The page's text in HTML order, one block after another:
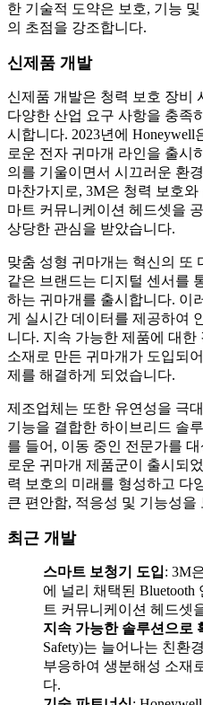
한 기술적 도약은 보호, 기능
의 초점을 강조합니다.
신제품 개발
신제품 개발은 청력 보호 장비
다양한 산업 요구 사항을 충족
시합니다. 2023년에
로운 전자 귀마개 라인을 출시
의를 기울이면서 시끄러운 환
마찬가지로, 3M은 청력 보호
마트 커뮤니케이션 헤드셋을
상당한 관심을 받았습니다.
맞춤 성형 귀마개는 혁신의 또
같은 브랜드는 디지털 센서를
하는 귀마개를 출시합니다. 이
게 실시간 데이터를 제공하여
니다. 지속 가능한 제품에 대
소재로 만든 귀마개가 도입되
제를 해결하게 되었습니다.
제조업체는 또한 유연성을 극
기능을 결합한 하이브리드 솔
를 들어, 이동 중인 전문가를
로운 귀마개 제품군이 출시되
력 보호의 미래를 형성하고 다
큰 편안함, 적응성 및 기능성을
최근 개발
스마트 보청기 도입: 3M
에 널리 채택된
트 커뮤니케이션 헤드셋
지속 가능한 솔루션으로
Safety)는 늘어나는 친환
부응하여 생분해성 소재
다.